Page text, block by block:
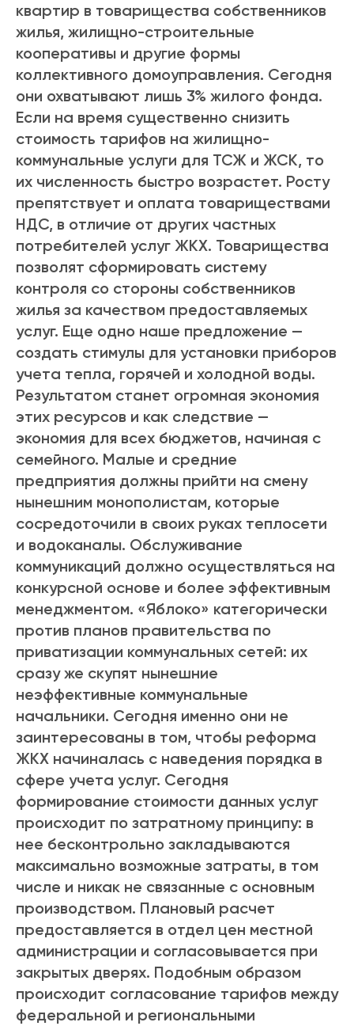
квартир в товарищества собственников
жилья, жилищно-строительные
кооперативы и другие формы
коллективного домоуправления. Сегодня
они охватывают лишь 3% жилого фонда.
Если на время существенно снизить
стоимость тарифов на жилищно-
коммунальные услуги для ТСЖ и ЖСК, то
их численность быстро возрастет. Росту
препятствует и оплата товариществами
НДС, в отличие от других частных
потребителей услуг ЖКХ. Товарищества
позволят сформировать систему
контроля со стороны собственников
жилья за качеством предоставляемых
услуг. Еще одно наше предложение —
создать стимулы для установки приборов
учета тепла, горячей и холодной воды.
Результатом станет огромная экономия
этих ресурсов и как следствие —
экономия для всех бюджетов, начиная с
семейного. Малые и средние
предприятия должны прийти на смену
нынешним монополистам, которые
сосредоточили в своих руках теплосети
и водоканалы. Обслуживание
коммуникаций должно осуществляться на
конкурсной основе и более эффективным
менеджментом. «Яблоко» категорически
против планов правительства по
приватизации коммунальных сетей: их
сразу же скупят нынешние
неэффективные коммунальные
начальники. Сегодня именно они не
заинтересованы в том, чтобы реформа
ЖКХ начиналась с наведения порядка в
сфере учета услуг. Сегодня
формирование стоимости данных услуг
происходит по затратному принципу: в
нее бесконтрольно закладываются
максимально возможные затраты, в том
числе и никак не связанные с основным
производством. Плановый расчет
предоставляется в отдел цен местной
администрации и согласовывается при
закрытых дверях. Подобным образом
происходит согласование тарифов между
федеральной и региональными